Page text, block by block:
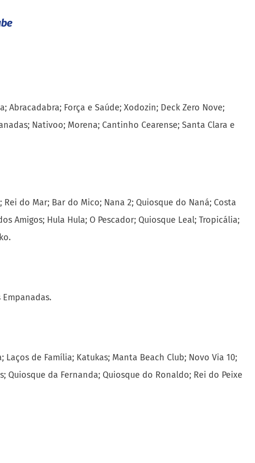
Abracadabra; Força e Saúde; Xodozin; Deck Zero Nove;
Nativoo; Morena; Cantinho Cearense; Santa Clara e
do Mar; Bar do Mico; Nana 2; Quiosque do Naná; Costa
Amigos; Hula Hula; O Pescador; Quiosque Leal; Tropicália;
Empanadas.
Laços de Família; Katukas; Manta Beach Club; Novo Via 10;
Quiosque da Fernanda; Quiosque do Ronaldo; Rei do Peixe